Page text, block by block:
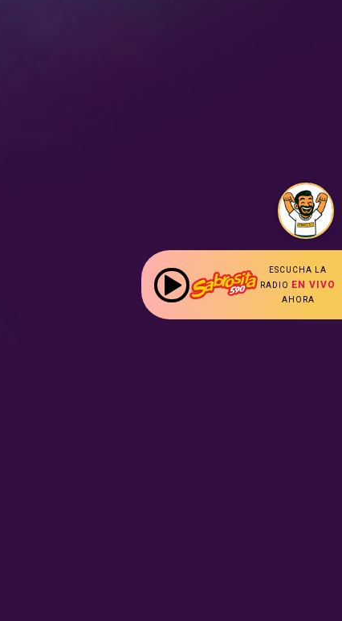
ESCUCHA LA
RADIO
EN VIVO
AHORA